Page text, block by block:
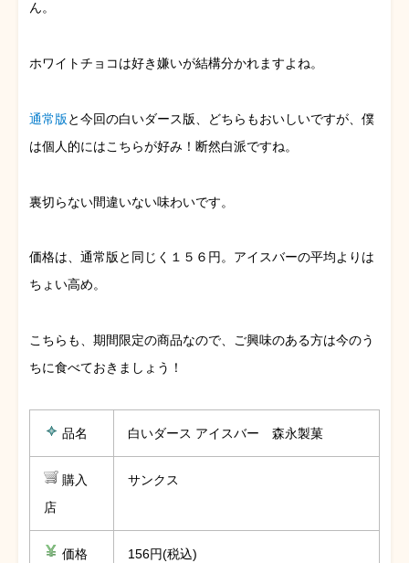
ん。
ホワイトチョコは好き嫌いが結構分かれますよね。
通常版と今回の白いダース版、どちらもおいしいですが、僕
は個人的にはこちらが好み！断然白派ですね。
裏切らない間違いない味わいです。
価格は、通常版と同じく１５６円。アイスバーの平均よりは
ちょい高め。
こちらも、期間限定の商品なので、ご興味のある方は今のう
ちに食べておきましょう！
品名 白いダース アイスバー 森永製菓
購入
店
サンクス
価格 156円(税込)